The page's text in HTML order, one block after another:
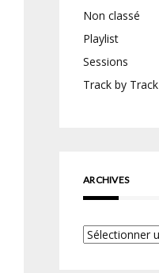
Non classé
Playlist
Sessions
Track by Track
ARCHIVES
Archives